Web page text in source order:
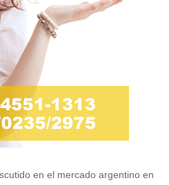
en el mercado argentino en